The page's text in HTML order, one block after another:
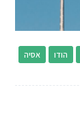
אסיה הודו